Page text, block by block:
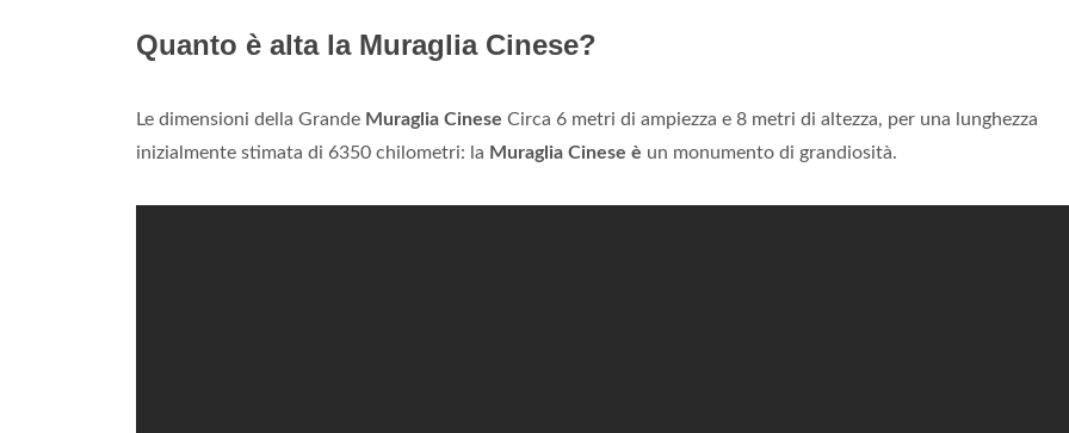
Quanto è alta la Muraglia Cinese?
Le dimensioni della Grande Muraglia Cinese Circa 6 metri di ampiezza e 8 metri di altezza, per una lunghezza
inizialmente stimata di 6350 chilometri: la Muraglia Cinese è un monumento di grandiosità.